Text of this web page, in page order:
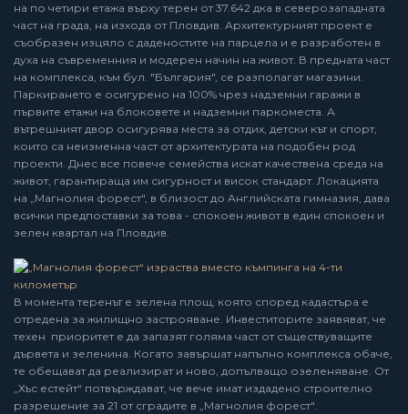
на по четири етажа върху терен от 37.642 дка в северозападната
част на града, на изхода от Пловдив. Архитектурният проект е
съобразен изцяло с даденостите на парцела и е разработен в
духа на съвременния и модерен начин на живот. В предната част
на комплекса, към бул. "България", се разполагат магазини.
Паркирането е осигурено на 100% чрез надземни гаражи в
първите етажи на блоковете и надземни паркоместа. А
вътрешният двор осигурява места за отдих, детски кът и спорт,
които са неизменна част от архитектурата на подобен род
проекти. Днес все повече семейства искат качествена среда на
живот, гарантираща им сигурност и висок стандарт. Локацията
на „Магнолия форест", в близост до Английската гимназия, дава
всички предпоставки за това - спокоен живот в един спокоен и
зелен квартал на Пловдив.
В момента теренът е зелена площ, която според кадастъра е
отредена за жилищно застрояване. Инвеститорите заявяват, че
техен приоритет е да запазят голяма част от съществуващите
дървета и зеленина. Когато завършат напълно комплекса обаче,
те обещават да реализират и ново, допълващо озеленяване. От
„Хъс естейт“ потвърждават, че вече имат издадено строително
разрешение за 21 от сградите в „Магнолия форест".